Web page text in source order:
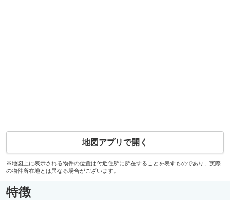
地図アプリで開く
※地図上に表示される物件の位置は付近住所に所在することを表すものであり、実際
の物件所在地とは異なる場合がございます。
特徴